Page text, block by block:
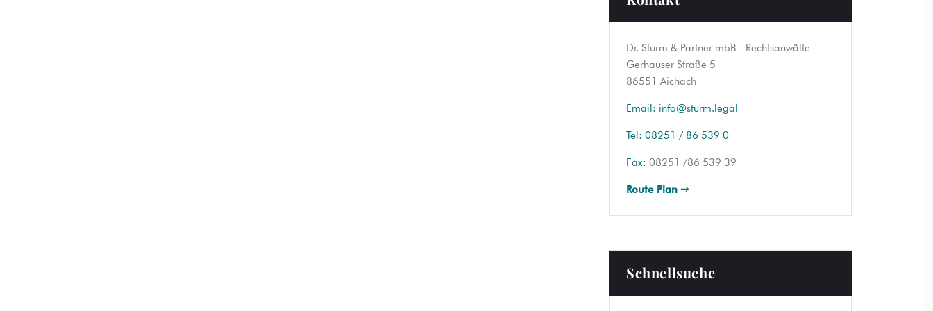
Dr. Sturm & Partner mbB - Rechtsanwälte
Gerhauser Straße 5
86551 Aichach
Email: info@sturm.legal
Tel: 08251 / 86 539 0
Fax: 08251 /86 539 39
Route Plan
Schnellsuche